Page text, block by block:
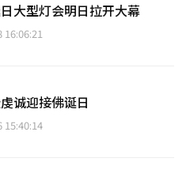
大型灯会明日拉开大幕
16:06:21
诚迎接佛诞日
15:40:14